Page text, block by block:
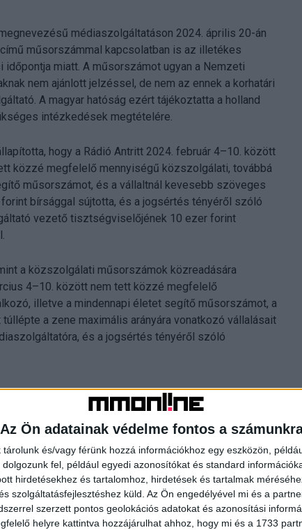
Az Ön adatainak védelme fontos a
és/vagy férünk hozzá információkhoz egy eszközön,
fel, például egyedi azonosítókat és standard
hirdetésekhez és tartalomhoz, hirdetések és tartalmak
szolgáltatásfejlesztéshez küld. Az Ön engedélyével mi és a
szerzett pontos geolokációs adatokat és azonosítási
helyre kattintva hozzájárulhat ahhoz, hogy mi és a 1733
médiaszolgáltatáson 2024. április 20-án
műsorszámmal kapcsolatban is az illetékes
miatt. A műsorszámot ugyan a Nemzeti
nem ajánlott jelzéssel, de nem az ennek a korhatári
A magyar hatóság ezért tájékoztatta a holland
intézkedések megtételére.
hogy a Rádió Antritt 2024. február 4–10. között
közzé megfelelő mennyiségű közszolgálati, továbbá
műsorszámot, és a vállaltnál kevesebb szöveges
bírsággal sújtotta, és a jogsértés tényéről szóló
vezető tisztségviselőjének 10 ezer forint
a közszolgálati műsorszámok közreadására
4–10. között nem tett közzé megfelelő
illetve a mindennapi életet segítő műsorszámot, a
a zene maximális arányára vonatkozó vállalásait
és a jogsértés tényéről szóló